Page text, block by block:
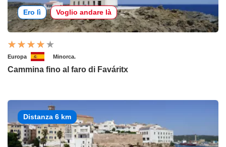
Ero lì Voglio andare là
Europa Minorca.
Cammina fino al faro di Faváritx
Distanza 6 km